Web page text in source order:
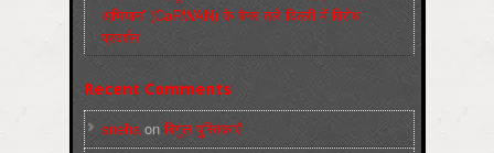
अभियान’ (CaRWAN) के बैनर तले दिल्ली में विरोध
प्रदर्शन
Recent Comments
sneha on बिगुल पुस्तिकाएँ